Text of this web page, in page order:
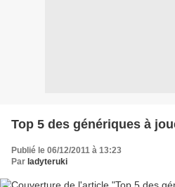
Top 5 des génériques à
Publié le 06/12/2011 à 13:23
Par ladyteruki